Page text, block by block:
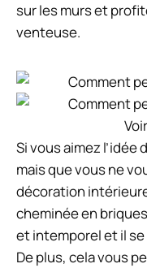
sur les murs et
venteuse.
Si vous aimez l’idée
mais que vous ne
décoration
cheminée en
et intemporel et il
De plus, cela vous